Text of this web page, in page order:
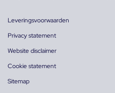
Leveringsvoorwaarden
Privacy statement
Website disclaimer
Cookie statement
Sitemap